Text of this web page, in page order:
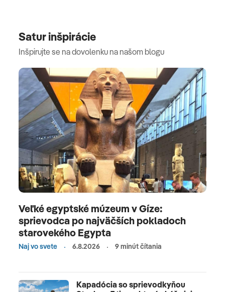
Satur inšpirácie
Inšpirujte se na dovolenku na našom blogu
Veľké egyptské múzeum v Gíze:
sprievodca po najväčších pokladoch
starovekého Egypta
Naj vo svete 6.8.2026 9 minút čítania
Kapadócia so sprievodkyňou